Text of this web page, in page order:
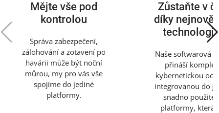
Mějte vše pod
kontrolou
Správa zabezpečení,
zálohování a zotavení po
havárii může být noční
můrou, my pro vás vše
spojíme do jediné
platformy.
Zůstaňte v
díky
Naše softwarová
přináší
kybernetickou
integrovanou do
snadno
platformy, která